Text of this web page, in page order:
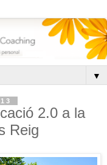
▼
2.0 a la
Reig